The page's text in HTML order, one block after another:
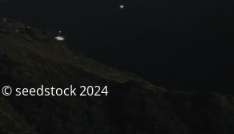
© seedstock 2024